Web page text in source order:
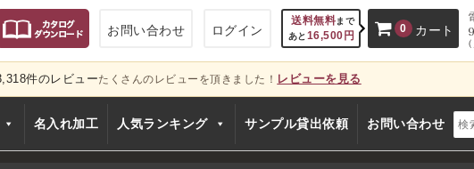
お問い合わせ ログイン
送料無料まで
あと16,500 円
0 カート
只今、カートに商品はございません。
件のレビューたくさんのレビューを頂きました！ レビューを見る
名入れ加工 人気ランキング サンプル貸出依頼 お問い合わせ